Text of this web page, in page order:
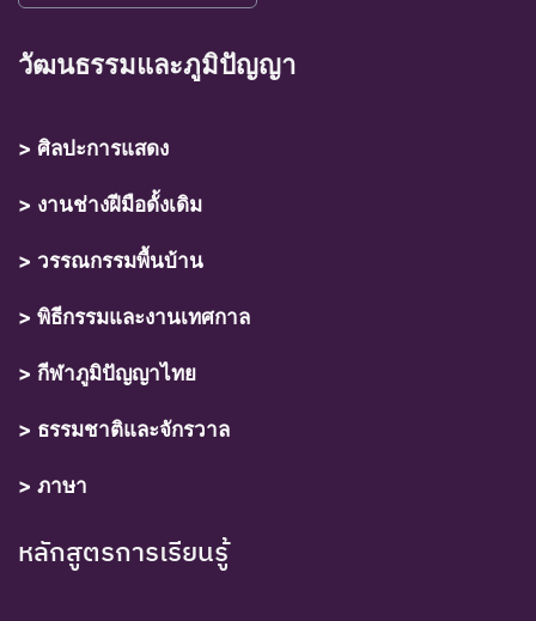
วัฒนธรรมและภูมิปัญญา
> ศิลปะการแสดง
> งานช่างฝีมือดั้งเดิม
> วรรณกรรมพื้นบ้าน
> พิธีกรรมและงานเทศกาล
> กีฬาภูมิปัญญาไทย
> ธรรมชาติและจักรวาล
> ภาษา
หลักสูตรการเรียนรู้